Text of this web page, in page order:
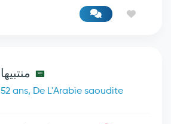
منتبيها
52 ans, De L'Arabie saoudite